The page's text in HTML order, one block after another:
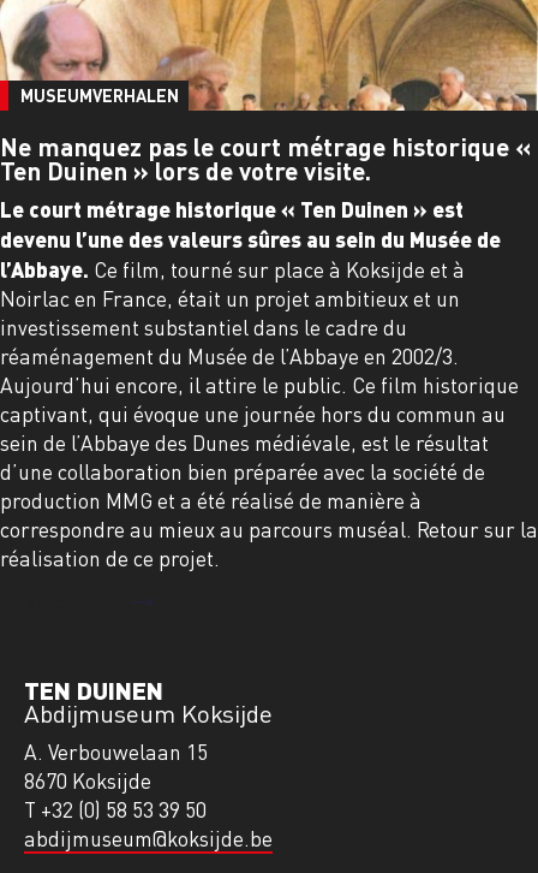
MUSEUMVERHALEN
Ne manquez pas le court métrage historique «
Ten Duinen » lors de votre visite.
Le court métrage historique « Ten Duinen » est
devenu l’une des valeurs sûres au sein du Musée de
l’Abbaye. Ce film, tourné sur place à Koksijde et à
Noirlac en France, était un projet ambitieux et un
investissement substantiel dans le cadre du
réaménagement du Musée de l’Abbaye en 2002/3.
Aujourd’hui encore, il attire le public. Ce film historique
captivant, qui évoque une journée hors du commun au
sein de l’Abbaye des Dunes médiévale, est le résultat
d’une collaboration bien préparée avec la société de
production MMG et a été réalisé de manière à
correspondre au mieux au parcours muséal. Retour sur la
réalisation de ce projet.
TEN DUINEN
Abdijmuseum Koksijde
A. Verbouwelaan 15
8670 Koksijde
T +32 (0) 58 53 39 50
abdijmuseum@koksijde.be